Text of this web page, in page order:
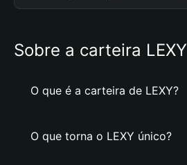
Sobre a carteira LEXY
O que é a carteira de LEXY?
O que torna o LEXY único?